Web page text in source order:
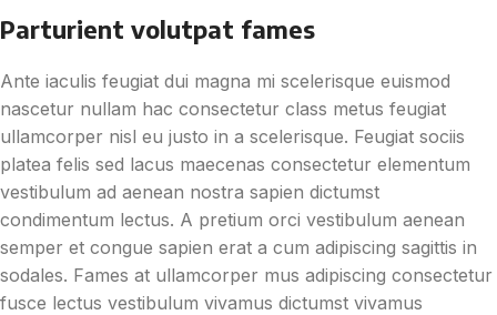
Parturient volutpat fames
Ante iaculis feugiat dui magna mi scelerisque euismod
nascetur nullam hac consectetur class metus feugiat
ullamcorper nisl eu justo in a scelerisque. Feugiat sociis
platea felis sed lacus maecenas consectetur elementum
vestibulum ad aenean nostra sapien dictumst
condimentum lectus. A pretium orci vestibulum aenean
semper et congue sapien erat a cum adipiscing sagittis in
sodales. Fames at ullamcorper mus adipiscing consectetur
fusce lectus vestibulum vivamus dictumst vivamus